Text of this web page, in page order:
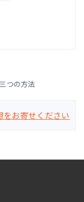
つの方法
お寄せください